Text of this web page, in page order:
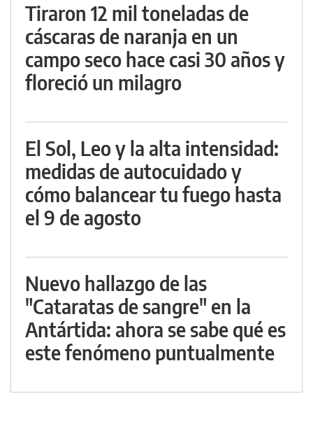
Tiraron 12 mil toneladas de
cáscaras de naranja en un
campo seco hace casi 30 años y
floreció un milagro
El Sol, Leo y la alta intensidad:
medidas de autocuidado y
cómo balancear tu fuego hasta
el 9 de agosto
Nuevo hallazgo de las
"Cataratas de sangre" en la
Antártida: ahora se sabe qué es
este fenómeno puntualmente